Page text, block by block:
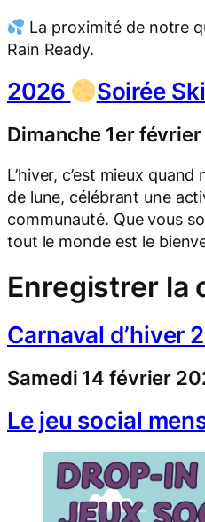
La proximité de notre
Rain Ready.
2026 Soirée
Dimanche 1er
L’hiver, c’est mieux
de lune, célébrant une
communauté. Que vous
tout le monde est le
Enregistrer la
Carnaval d’hiver
Samedi 14 février
Le jeu social